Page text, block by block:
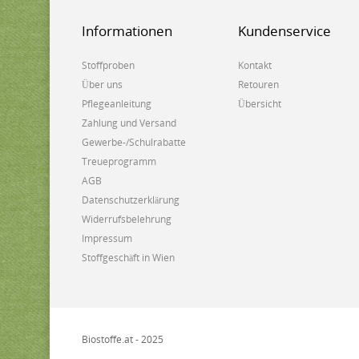
Informationen
Stoffproben
Über uns
Pflegeanleitung
Zahlung und Versand
Gewerbe-/Schulrabatte
Treueprogramm
AGB
Datenschutzerklärung
Widerrufsbelehrung
Impressum
Stoffgeschäft in Wien
Kundenservice
Kontakt
Retouren
Übersicht
Biostoffe.at - 2025